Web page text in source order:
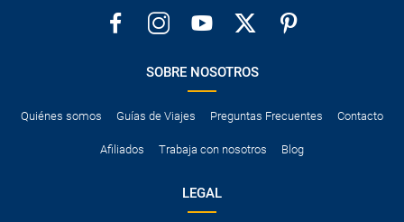
SOBRE NOSOTROS
Quiénes somos Guías de Viajes Preguntas Frecuentes Contacto
Afiliados Trabaja con nosotros Blog
LEGAL